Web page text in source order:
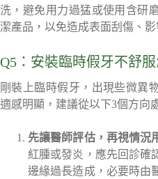
洗，避免用力過猛或使用含研
潔產品，以免造成表面刮傷、影
Q5：安裝臨時假牙不舒服
剛裝上臨時假牙，出現些微異
適感明顯，建議從以下3個方向
先讓醫師評估，再視情況
紅腫或發炎，應先回診確
邊緣過長造成，必要時由